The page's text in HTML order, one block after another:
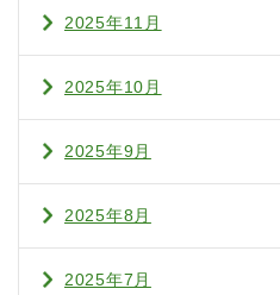
2025年11月
2025年10月
2025年9月
2025年8月
2025年7月